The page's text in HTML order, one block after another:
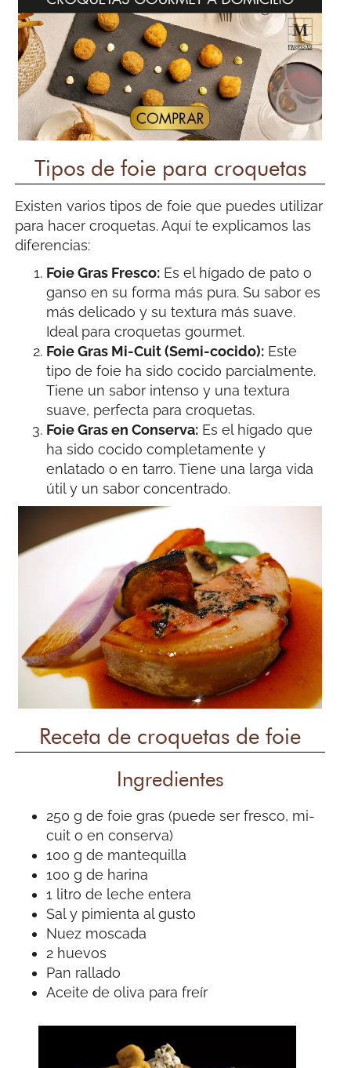
Tipos de foie para croquetas
Existen varios tipos de foie que puedes utilizar
para hacer croquetas. Aquí te explicamos las
diferencias:
Foie Gras Fresco: Es el hígado de pato o
ganso en su forma más pura. Su sabor es
más delicado y su textura más suave.
Ideal para croquetas gourmet.
Foie Gras Mi-Cuit (Semi-cocido): Este
tipo de foie ha sido cocido parcialmente.
Tiene un sabor intenso y una textura
suave, perfecta para croquetas.
Foie Gras en Conserva: Es el hígado que
ha sido cocido completamente y
enlatado o en tarro. Tiene una larga vida
útil y un sabor concentrado.
Receta de croquetas de foie
Ingredientes
250 g de foie gras (puede ser fresco, mi-
cuit o en conserva)
100 g de mantequilla
100 g de harina
1 litro de leche entera
Sal y pimienta al gusto
Nuez moscada
2 huevos
Pan rallado
Aceite de oliva para freír